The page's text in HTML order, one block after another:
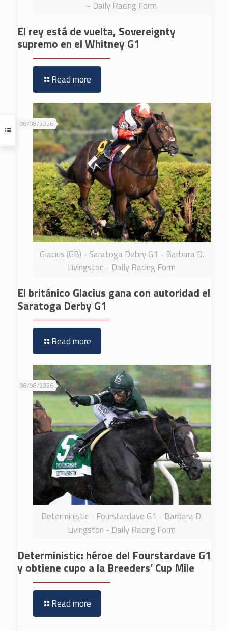
- Daily Racing Form
El rey está de vuelta, Sovereignty
supremo en el Whitney G1
Read more
Glacius (GB) - Saratoga Debry G1 - Barbara D.
Livingston - Daily Racing Form
08/08/2026
El británico Glacius gana con autoridad el
Saratoga Derby G1
Read more
Deterministic - Fourstardave G1 - Barbara D.
Livingston - Daily Racing Form
08/08/2026
Deterministic: héroe del Fourstardave G1
y obtiene cupo a la Breeders’ Cup Mile
Read more